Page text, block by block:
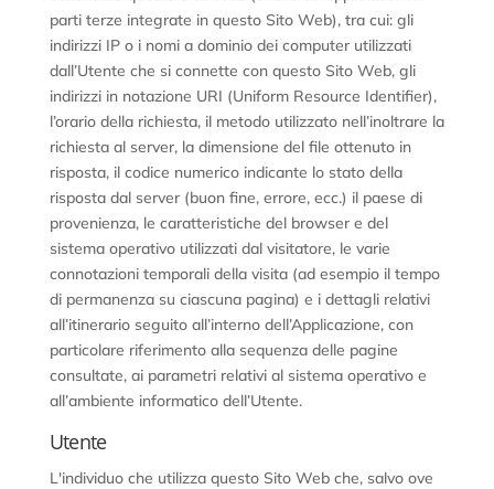
parti terze integrate in questo Sito Web), tra cui: gli
indirizzi IP o i nomi a dominio dei computer utilizzati
dall’Utente che si connette con questo Sito Web, gli
indirizzi in notazione URI (Uniform Resource Identifier),
l’orario della richiesta, il metodo utilizzato nell’inoltrare la
richiesta al server, la dimensione del file ottenuto in
risposta, il codice numerico indicante lo stato della
risposta dal server (buon fine, errore, ecc.) il paese di
provenienza, le caratteristiche del browser e del
sistema operativo utilizzati dal visitatore, le varie
connotazioni temporali della visita (ad esempio il tempo
di permanenza su ciascuna pagina) e i dettagli relativi
all’itinerario seguito all’interno dell’Applicazione, con
particolare riferimento alla sequenza delle pagine
consultate, ai parametri relativi al sistema operativo e
all’ambiente informatico dell’Utente.
Utente
L'individuo che utilizza questo Sito Web che, salvo ove